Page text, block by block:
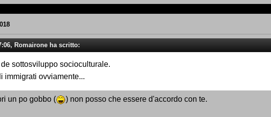
Romairone ha scritto:
sottosviluppo socioculturale.
immigrati ovviamente...
un po gobbo ( ) non posso che essere d'accordo con te.